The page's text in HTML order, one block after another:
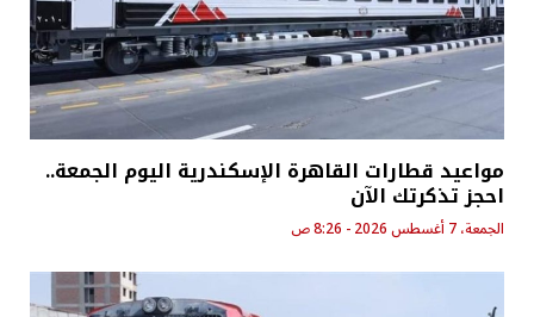
مواعيد قطارات القاهرة الإسكندرية اليوم الجمعة..
احجز تذكرتك الآن
الجمعة، 7 أغسطس 2026 - 8:26 ص